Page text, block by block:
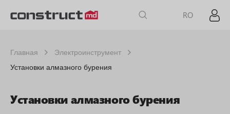
RO
Главная
Электроинструмент
Установки алмазного бурения
Установки алмазного бурения